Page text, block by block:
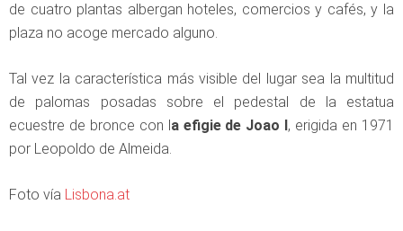
de cuatro plantas albergan hoteles, comercios y cafés, y la
plaza no acoge mercado alguno.
Tal vez la característica más visible del lugar sea la multitud
de palomas posadas sobre el pedestal de la estatua
ecuestre de bronce con l a efigie de Joao I , erigida en 1971
por Leopoldo de Almeida.
Foto vía Lisbona.at